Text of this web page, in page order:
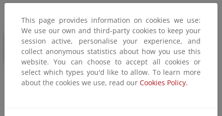
This page provides information on cookies we use:
We use our own and third-party cookies to keep your
session active, personalise your experience, and
collect anonymous statistics about how you use this
website. You can choose to accept all cookies or
select which types you'd like to allow. To learn more
about the cookies we use, read our Cookies Policy.